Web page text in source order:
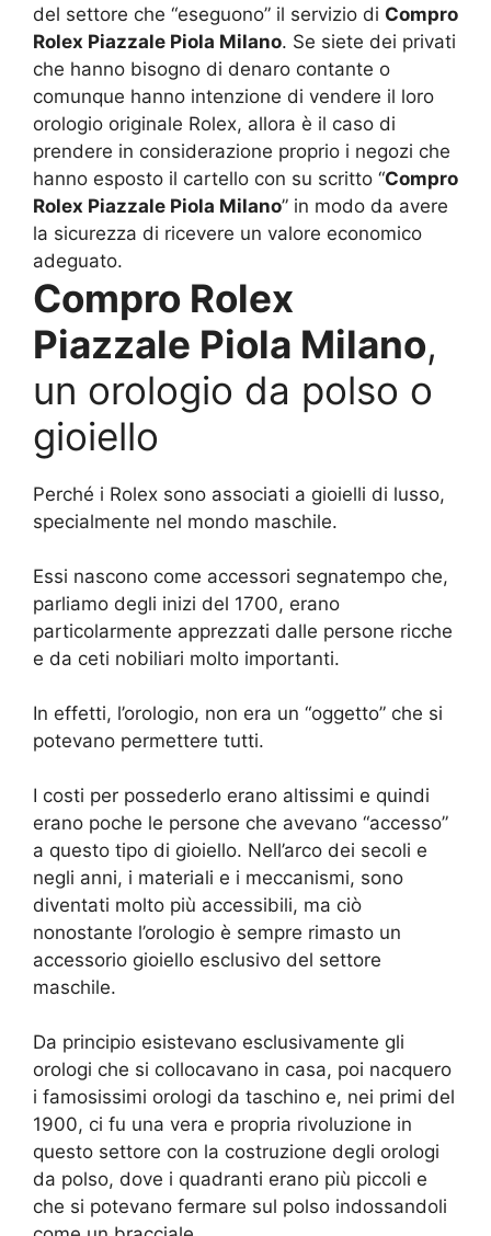
del settore che “eseguono” il servizio di Compro
Rolex Piazzale Piola Milano. Se siete dei privati
che hanno bisogno di denaro contante o
comunque hanno intenzione di vendere il loro
orologio originale Rolex, allora è il caso di
prendere in considerazione proprio i negozi che
hanno esposto il cartello con su scritto “Compro
Rolex Piazzale Piola Milano” in modo da avere
la sicurezza di ricevere un valore economico
adeguato.
Compro Rolex
Piazzale Piola Milano,
un orologio da polso o
gioiello
Perché i Rolex sono associati a gioielli di lusso,
specialmente nel mondo maschile.
Essi nascono come accessori segnatempo che,
parliamo degli inizi del 1700, erano
particolarmente apprezzati dalle persone ricche
e da ceti nobiliari molto importanti.
In effetti, l’orologio, non era un “oggetto” che si
potevano permettere tutti.
I costi per possederlo erano altissimi e quindi
erano poche le persone che avevano “accesso”
a questo tipo di gioiello. Nell’arco dei secoli e
negli anni, i materiali e i meccanismi, sono
diventati molto più accessibili, ma ciò
nonostante l’orologio è sempre rimasto un
accessorio gioiello esclusivo del settore
maschile.
Da principio esistevano esclusivamente gli
orologi che si collocavano in casa, poi nacquero
i famosissimi orologi da taschino e, nei primi del
1900, ci fu una vera e propria rivoluzione in
questo settore con la costruzione degli orologi
da polso, dove i quadranti erano più piccoli e
che si potevano fermare sul polso indossandoli